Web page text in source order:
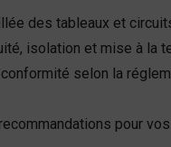
des tableaux et
isolation et mise à la
selon la
pour